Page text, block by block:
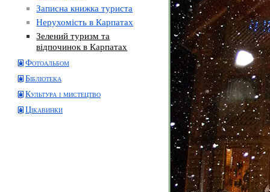
Записна книжка туриста
Нерухомість в Карпатах
Зелений туризм та
відпочинок в Карпатах
Фотоальбом
Бібліотека
Культура і мистецтво
Цікавинки